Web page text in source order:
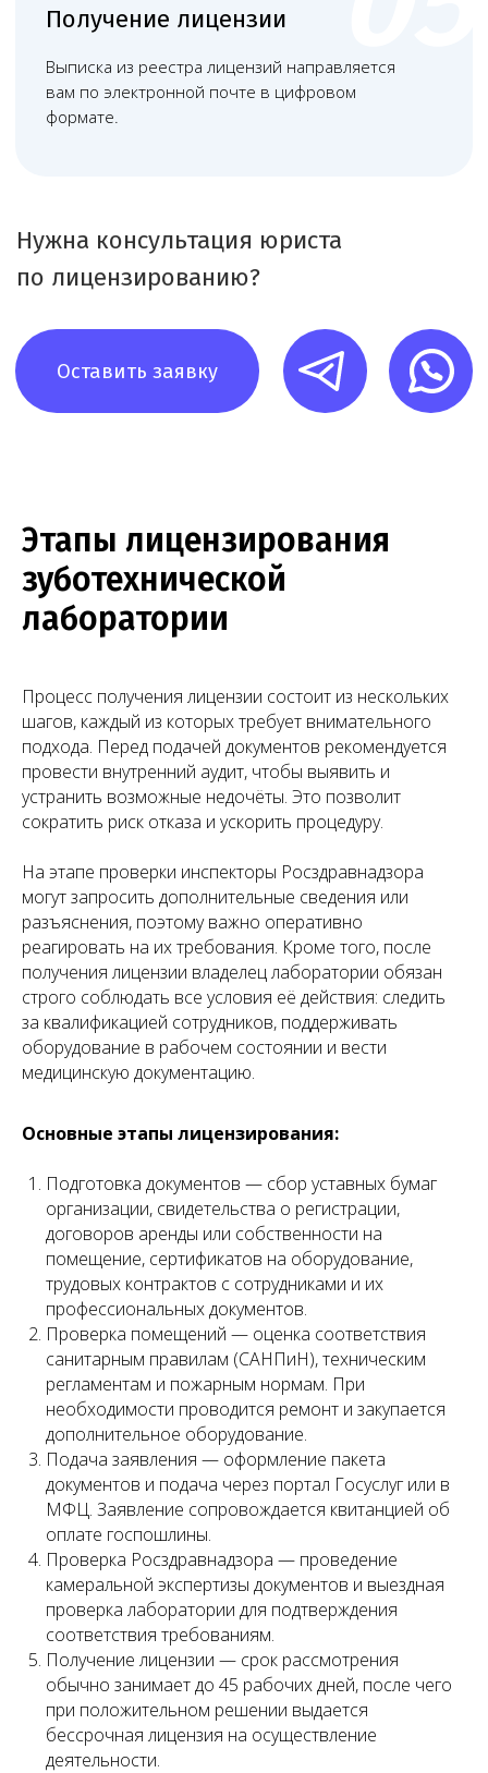
Этапы лицензирования
зуботехнической
лаборатории
Процесс получения лицензии состоит из нескольких
шагов, каждый из которых требует внимательного
подхода. Перед подачей документов рекомендуется
провести внутренний аудит, чтобы выявить и
устранить возможные недочёты. Это позволит
сократить риск отказа и ускорить процедуру.
На этапе проверки инспекторы Росздравнадзора
могут запросить дополнительные сведения или
разъяснения, поэтому важно оперативно
реагировать на их требования. Кроме того, после
получения лицензии владелец лаборатории обязан
строго соблюдать все условия её действия: следить
за квалификацией сотрудников, поддерживать
оборудование в рабочем состоянии и вести
медицинскую документацию.
Основные этапы лицензирования:
Подготовка документов — сбор уставных бумаг
организации, свидетельства о регистрации,
договоров аренды или собственности на
помещение, сертификатов на оборудование,
трудовых контрактов с сотрудниками и их
профессиональных документов.
Проверка помещений — оценка соответствия
санитарным правилам (САНПиН), техническим
регламентам и пожарным нормам. При
необходимости проводится ремонт и закупается
дополнительное оборудование.
Подача заявления — оформление пакета
документов и подача через портал Госуслуг или в
МФЦ. Заявление сопровождается квитанцией об
оплате госпошлины.
Проверка Росздравнадзора — проведение
камеральной экспертизы документов и выездная
проверка лаборатории для подтверждения
соответствия требованиям.
Получение лицензии — срок рассмотрения
обычно занимает до 45 рабочих дней, после чего
при положительном решении выдается
бессрочная лицензия на осуществление
деятельности.
Матвеева Евгения
Александровна
Башкатов
Александр
Константинович
Чимбирева Алина
Руководитель Старший юрист
Младший юрист
Новикова Анна
Андреевна
Левин Артемий
Андреевич
Мирзоева Маги
Робертовна
Помощник юриста
Свяжитесь с нами по телефону или просто
оставьте заявку — мы перезвоним вам в
ближайшее время
Запишитесь
на консультацию
Онлайн
консультация
+7 (495) 188-17-82